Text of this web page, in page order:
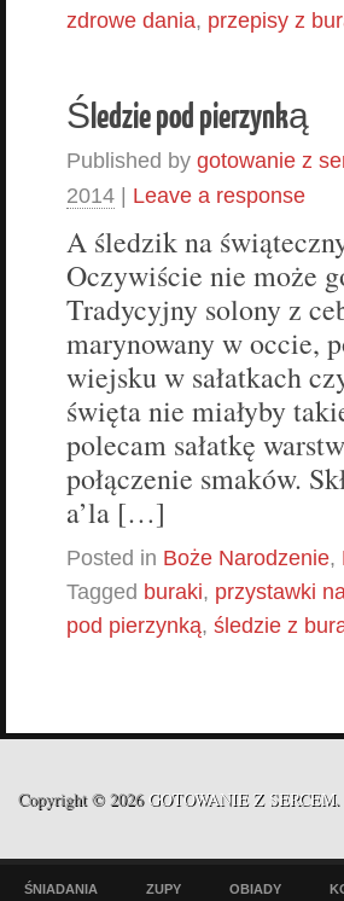
zdrowe dania, przepisy z
Śledzie pod pierzynką
Published by gotowanie z
2014 | Leave a response
A śledzik na
Oczywiście nie może
Tradycyjny solony z
marynowany w occie,
wiejsku w sałatkach
święta nie miałyby
polecam sałatkę
połączenie smaków.
a’la […]
Posted in Boże Narodzenie,
Tagged buraki, przystawki
pod pierzynką, śledzie z
Copyright © 2026 GOTOWANIE Z SERCEM.
ŚNIADANIA ZUPY OBIADY